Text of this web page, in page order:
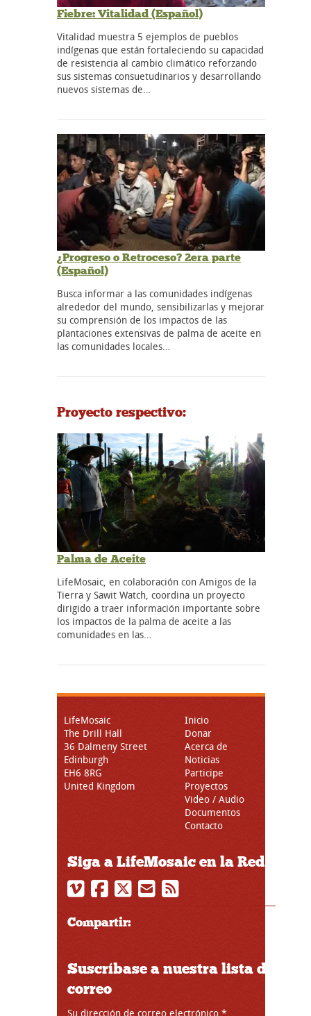
Fiebre: Vitalidad (Español)
Vitalidad muestra 5 ejemplos de pueblos
indígenas que están fortaleciendo su capacidad
de resistencia al cambio climático reforzando
sus sistemas consuetudinarios y desarrollando
nuevos sistemas de…
¿Progreso o Retroceso? 2era parte
(Español)
Busca informar a las comunidades indígenas
alrededor del mundo, sensibilizarlas y mejorar
su comprensión de los impactos de las
plantaciones extensivas de palma de aceite en
las comunidades locales…
Proyecto respectivo:
Palma de Aceite
LifeMosaic, en colaboración con Amigos de la
Tierra y Sawit Watch, coordina un proyecto
dirigido a traer información importante sobre
los impactos de la palma de aceite a las
comunidades en las…
LifeMosaic
The Drill Hall
36 Dalmeny Street
Edinburgh
EH6 8RG
United Kingdom
Inicio
Donar
Acerca de
Noticias
Participe
Proyectos
Video / Audio
Documentos
Contacto
Siga a LifeMosaic en la Red
Compartir:
Suscríbase a nuestra lista de
correo
Su dirección de correo electrónico *